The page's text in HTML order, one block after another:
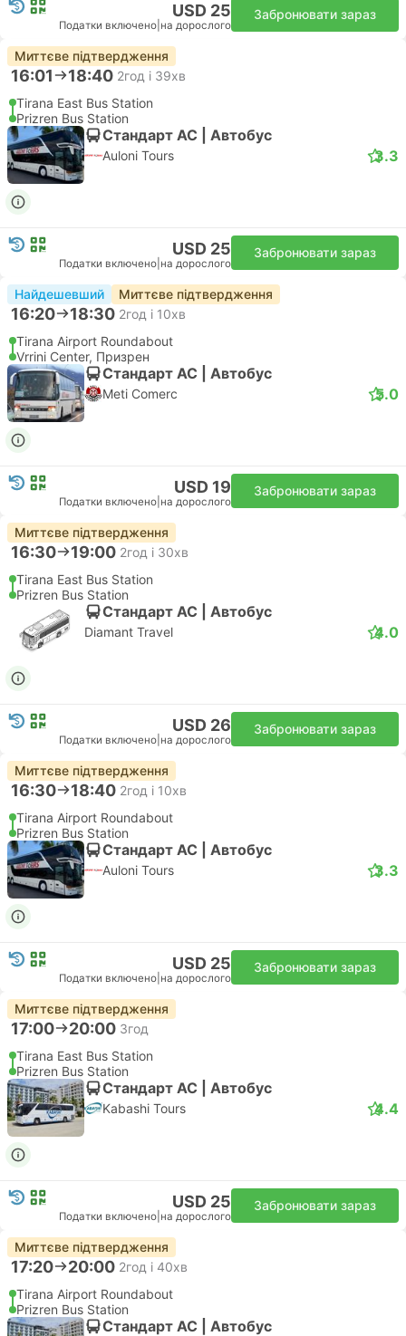
USD 25
Податки включено на дорослого
Забронювати зараз
Миттєве підтвердження
16:01 18:40 2год і 39хв
Tirana East Bus Station
Prizren Bus Station
Стандарт АС | Автобус
Auloni Tours 3.3
USD 25
Податки включено на дорослого
Забронювати зараз
Найдешевший Миттєве підтвердження
16:20 18:30 2год і 10хв
Tirana Airport Roundabout
Vrrini Center, Призрен
Стандарт АС | Автобус
Meti Comerc 5.0
USD 19
Податки включено на дорослого
Забронювати зараз
Миттєве підтвердження
16:30 19:00 2год і 30хв
Tirana East Bus Station
Prizren Bus Station
Стандарт АС | Автобус
Diamant Travel 4.0
USD 26
Податки включено на дорослого
Забронювати зараз
Миттєве підтвердження
16:30 18:40 2год і 10хв
Tirana Airport Roundabout
Prizren Bus Station
Стандарт АС | Автобус
Auloni Tours 3.3
USD 25
Податки включено на дорослого
Забронювати зараз
Миттєве підтвердження
17:00 20:00 3год
Tirana East Bus Station
Prizren Bus Station
Стандарт АС | Автобус
Kabashi Tours 4.4
USD 25
Податки включено на дорослого
Забронювати зараз
Миттєве підтвердження
17:20 20:00 2год і 40хв
Tirana Airport Roundabout
Prizren Bus Station
Стандарт АС | Автобус